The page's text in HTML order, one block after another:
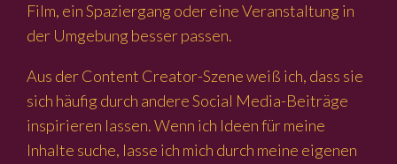
Film, ein Spaziergang oder eine Veranstaltung in
der Umgebung besser passen.
Aus der Content Creator-Szene weiß ich, dass sie
sich häufig durch andere Social Media-Beiträge
inspirieren lassen. Wenn ich Ideen für meine
Inhalte suche, lasse ich mich durch meine eigenen